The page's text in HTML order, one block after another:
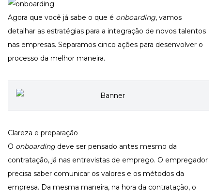
Agora que você já sabe o que é onboarding, vamos
detalhar as estratégias para a integração de novos talentos
nas empresas. Separamos cinco ações para desenvolver o
processo da melhor maneira.
Clareza e preparação
O onboarding deve ser pensado antes mesmo da
contratação, já nas entrevistas de emprego. O empregador
precisa saber comunicar os valores e os métodos da
empresa. Da mesma maneira, na hora da contratação, o